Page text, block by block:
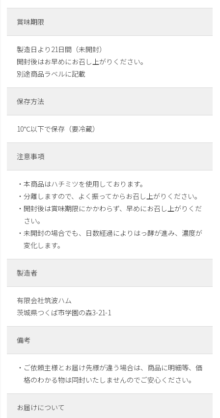
賞味期限
製造日より21日間（未開封）
開封後はお早めにお召し上がりください。
別途商品ラベルに記載
保存方法
10℃以下で保存（要冷蔵）
注意事項
・本商品はハチミツを使用しております。
・分離しますので、よく振ってからお召し上がりください。
・開封後は賞味期限にかかわらず、早めにお召し上がりくだ
さい。
・未開封の場合でも、日数経過によりはっ酵が進み、濃度が
変化します。
製造者
有限会社筑波ハム
茨城県つくば市学園の森3-21-1
備考
・ご依頼主様とお届け先様が違う場合は、商品に明細等、価
格のわかる物は同封いたしませんのでご安心ください。
お届けについて